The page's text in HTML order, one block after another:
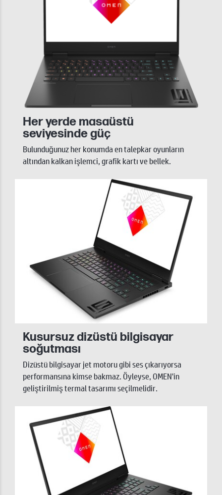
Her yerde masaüstü
seviyesinde güç
Bulunduğunuz her konumda en talepkar oyunların
altından kalkan işlemci, grafik kartı ve bellek.
Kusursuz dizüstü bilgisayar
soğutması
Dizüstü bilgisayar jet motoru gibi ses çıkarıyorsa
performansına kimse bakmaz. Öyleyse, OMEN'in
geliştirilmiş termal tasarımı seçilmelidir.